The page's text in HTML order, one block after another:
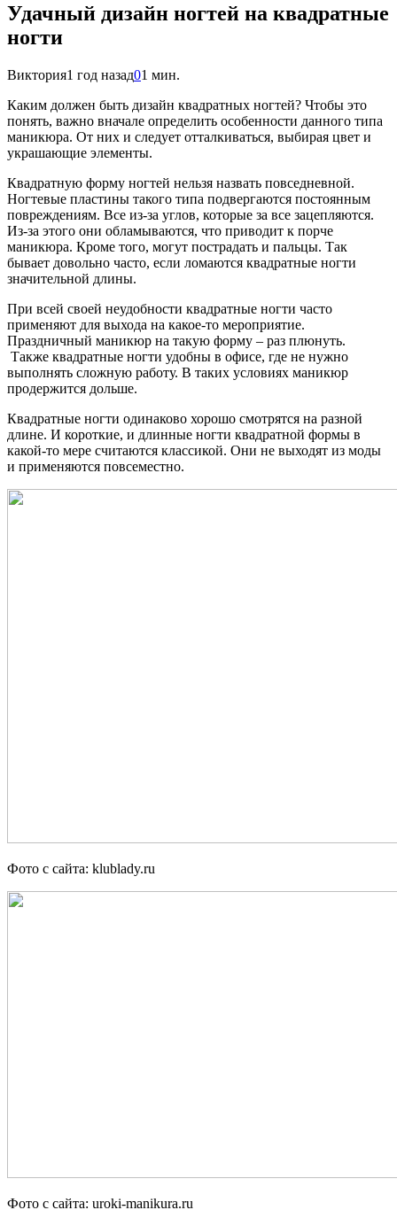
Удачный дизайн ногтей на квадратные
ногти
Виктория1 год назад01 мин.
Каким должен быть дизайн квадратных ногтей? Чтобы это
понять, важно вначале определить особенности данного типа
маникюра. От них и следует отталкиваться, выбирая цвет и
украшающие элементы.
Квадратную форму ногтей нельзя назвать повседневной.
Ногтевые пластины такого типа подвергаются постоянным
повреждениям. Все из-за углов, которые за все зацепляются.
Из-за этого они обламываются, что приводит к порче
маникюра. Кроме того, могут пострадать и пальцы. Так
бывает довольно часто, если ломаются квадратные ногти
значительной длины.
При всей своей неудобности квадратные ногти часто
применяют для выхода на какое-то мероприятие.
Праздничный маникюр на такую форму – раз плюнуть.
Также квадратные ногти удобны в офисе, где не нужно
выполнять сложную работу. В таких условиях маникюр
продержится дольше.
Квадратные ногти одинаково хорошо смотрятся на разной
длине. И короткие, и длинные ногти квадратной формы в
какой-то мере считаются классикой. Они не выходят из моды
и применяются повсеместно.
Фото с сайта: klublady.ru
Фото с сайта: uroki-manikura.ru